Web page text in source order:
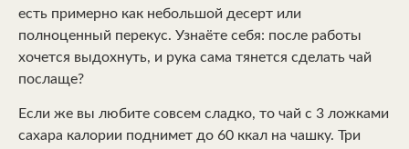
есть примерно как небольшой десерт или
полноценный перекус. Узнаёте себя: после работы
хочется выдохнуть, и рука сама тянется сделать чай
послаще?
Если же вы любите совсем сладко, то чай с 3 ложками
сахара калории поднимет до 60 ккал на чашку. Три